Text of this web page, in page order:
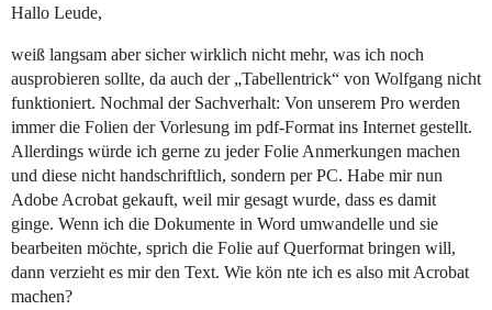
Hallo Leude,
weiß langsam aber sicher wirklich nicht mehr, was ich noch
ausprobieren sollte, da auch der „Tabellentrick“ von Wolfgang nicht
funktioniert. Nochmal der Sachverhalt: Von unserem Pro werden
immer die Folien der Vorlesung im pdf-Format ins Internet gestellt.
Allerdings würde ich gerne zu jeder Folie Anmerkungen machen
und diese nicht handschriftlich, sondern per PC. Habe mir nun
Adobe Acrobat gekauft, weil mir gesagt wurde, dass es damit
ginge. Wenn ich die Dokumente in Word umwandelle und sie
bearbeiten möchte, sprich die Folie auf Querformat bringen will,
dann verzieht es mir den Text. Wie kön nte ich es also mit Acrobat
machen?